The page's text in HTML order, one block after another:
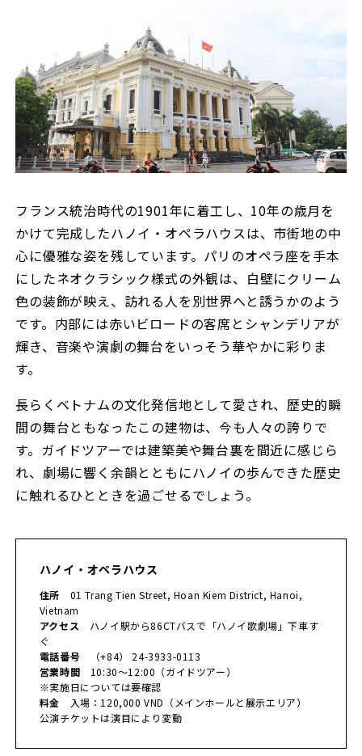
フランス統治時代の1901年に着工し、10年の歳月を
かけて完成したハノイ・オペラハウスは、市街地の中
心に優雅な姿を残しています。パリのオペラ座を手本
にしたネオクラシック様式の外観は、白壁にクリーム
色の装飾が映え、訪れる人を別世界へと誘うかのよう
です。内部には赤いビロードの客席とシャンデリアが
輝き、音楽や演劇の舞台をいっそう華やかに彩りま
す。
長らくベトナムの文化発信地として愛され、歴史的瞬
間の舞台ともなったこの建物は、今も人々の誇りで
す。ガイドツアーでは建築美や舞台裏を間近に感じら
れ、劇場に響く余韻とともにハノイの歩んできた歴史
に触れるひとときを過ごせるでしょう。
ハノイ・オペラハウス
住所 01 Trang Tien Street, Hoan Kiem District, Hanoi,
Vietnam
アクセス ハノイ駅から86CTバスで「ハノイ歌劇場」下車す
ぐ
電話番号 （+84） 24-3933-0113
営業時間 10:30〜12:00（ガイドツアー）
※実施日については要確認
料金 入場：120,000 VND（メインホールと展示エリア）
公演チケットは演目により変動